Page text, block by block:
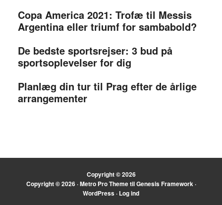
Copa America 2021: Trofæ til Messis
Argentina eller triumf for sambabold?
De bedste sportsrejser: 3 bud på
sportsoplevelser for dig
Planlæg din tur til Prag efter de årlige
arrangementer
Copyright © 2026
Copyright © 2026 ·Metro Pro ThemetilGenesis Framework·
WordPress · Log ind